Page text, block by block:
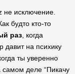
не исключение.
будто кто-то
раз , когда
давит на психику
ты уверенно
самом деле “Пикачу